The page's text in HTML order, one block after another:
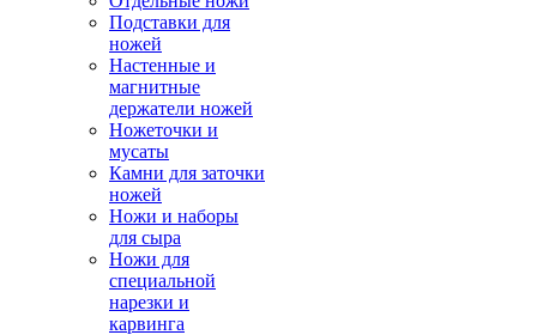
Подставки для
ножей
Настенные и
магнитные
держатели ножей
Ножеточки и
мусаты
Камни для заточки
ножей
Ножи и наборы
для сыра
Ножи для
специальной
нарезки и
карвинга